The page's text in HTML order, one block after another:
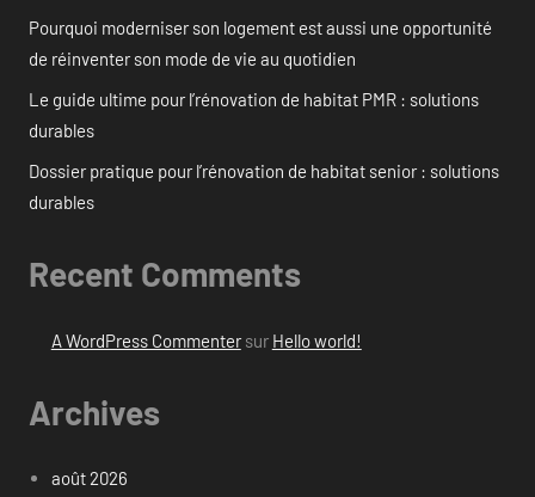
Pourquoi moderniser son logement est aussi une opportunité
de réinventer son mode de vie au quotidien
Le guide ultime pour l’rénovation de habitat PMR : solutions
durables
Dossier pratique pour l’rénovation de habitat senior : solutions
durables
Recent Comments
A WordPress Commentersur Hello world!
Archives
août 2026